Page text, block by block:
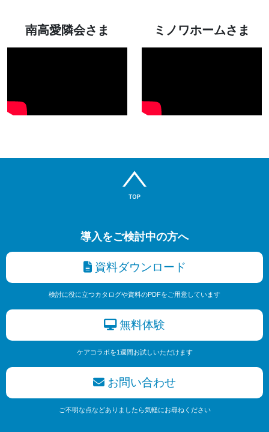
南高愛隣会さま ミノワホームさま
導入をご検討中の方へ
資料ダウンロード
検討に役に立つカタログや資料のPDFをご用意しています
無料体験
ケアコラボを1週間お試しいただけます
お問い合わせ
ご不明な点などありましたら気軽にお尋ねください